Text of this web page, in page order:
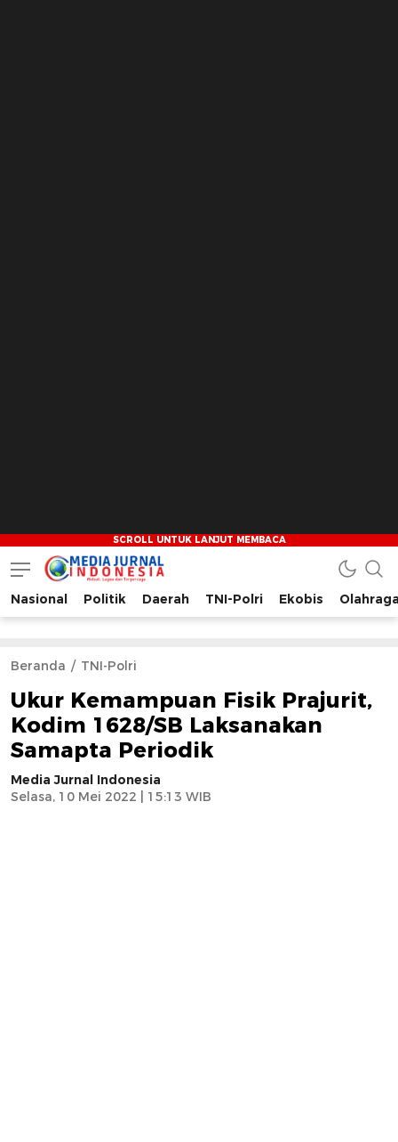
Media Jurnal Indonesia
Bersama Membangun Indonesia
Nasional Politik Daerah TNI-Polri Ekobis
Beranda TNI-Polri
Ukur Kemampuan Fisik Prajurit,
Kodim 1628/SB Laksanakan
Samapta Periodik
Media Jurnal Indonesia
Selasa, 10 Mei 2022 | 15:13 WIB